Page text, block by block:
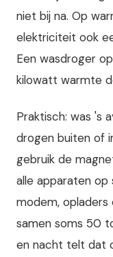
niet bij na. Op
elektriciteit ook
Een wasdroger
kilowatt warmte
Praktisch: was 's
drogen buiten of
gebruik de
alle apparaten op
modem, opladers
samen soms 50
en nacht telt dat